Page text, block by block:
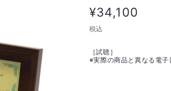
通
常
価
格
¥34,100
税込
［試聴］
※実際の商品と異なる電子